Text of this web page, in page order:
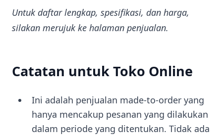
Untuk daftar lengkap, spesifikasi, dan harga,
silakan merujuk ke halaman penjualan.
Catatan untuk Toko Online
Ini adalah penjualan made-to-order yang
hanya mencakup pesanan yang dilakukan
dalam periode yang ditentukan. Tidak ada